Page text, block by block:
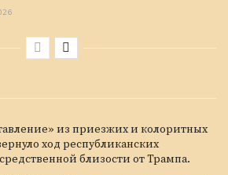
из приезжих и колоритных
ход республиканских
близости от Трампа.